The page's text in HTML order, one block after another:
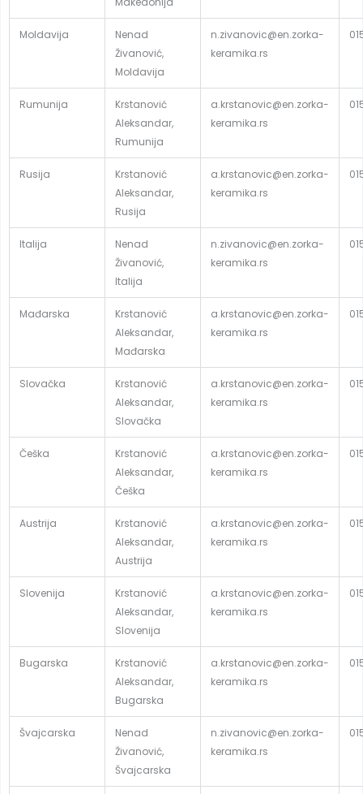
Moldavija
Nenad
Živanović,
Moldavija
n.zivanovic@en.zorka-
keramika.rs
Rumunija
Krstanović
Aleksandar,
Rumunija
a.krstanovic@en.zorka-
keramika.rs
Rusija
Krstanović
Aleksandar,
Rusija
a.krstanovic@en.zorka-
keramika.rs
Italija
Nenad
Živanović,
Italija
n.zivanovic@en.zorka-
keramika.rs
Mađarska
Krstanović
Aleksandar,
Mađarska
a.krstanovic@en.zorka-
keramika.rs
Slovačka
Krstanović
Aleksandar,
Slovačka
a.krstanovic@en.zorka-
keramika.rs
Češka
Krstanović
Aleksandar,
Češka
a.krstanovic@en.zorka-
keramika.rs
Austrija
Krstanović
Aleksandar,
Austrija
a.krstanovic@en.zorka-
keramika.rs
Slovenija
Krstanović
Aleksandar,
Slovenija
a.krstanovic@en.zorka-
keramika.rs
Bugarska
Krstanović
Aleksandar,
Bugarska
a.krstanovic@en.zorka-
keramika.rs
Švajcarska
Nenad
Živanović,
Švajcarska
n.zivanovic@en.zorka-
keramika.rs